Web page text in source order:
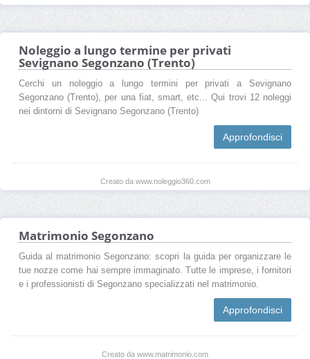
Noleggio a lungo termine per privati
Sevignano Segonzano (Trento)
Cerchi un noleggio a lungo termini per privati a Sevignano
Segonzano (Trento), per una fiat, smart, etc... Qui trovi 12 noleggi
nei dintorni di Sevignano Segonzano (Trento)
Approfondisci
Creato da www.noleggio360.com
Matrimonio Segonzano
Guida al matrimonio Segonzano: scopri la guida per organizzare le
tue nozze come hai sempre immaginato. Tutte le imprese, i fornitori
e i professionisti di Segonzano specializzati nel matrimonio.
Approfondisci
Creato da www.matrimonio.com